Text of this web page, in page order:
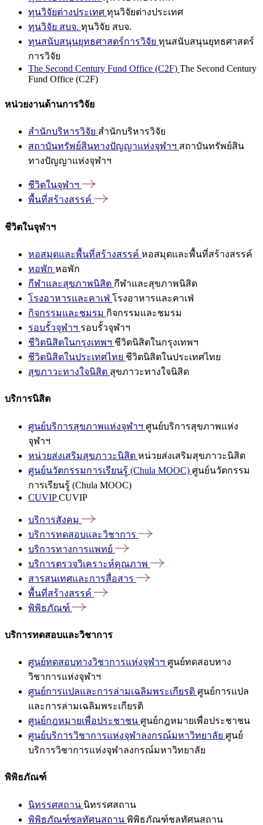
ทุนวิจัยต่างประเทศ ทุนวิจัยต่างประเทศ
ทุนวิจัย สบจ. ทุนวิจัย สบจ.
ทุนสนับสนุนยุทธศาสตร์การวิจัย ทุนสนับสนุนยุทธศาสตร์
การวิจัย
The Second Century Fund Office (C2F) The Second Century
Fund Office (C2F)
หน่วยงานด้านการวิจัย
สำนักบริหารวิจัย สำนักบริหารวิจัย
สถาบันทรัพย์สินทางปัญญาแห่งจุฬาฯ สถาบันทรัพย์สิน
ทางปัญญาแห่งจุฬาฯ
ชีวิตในจุฬาฯ
พื้นที่สร้างสรรค์
ชีวิตในจุฬาฯ
หอสมุดและพื้นที่สร้างสรรค์ หอสมุดและพื้นที่สร้างสรรค์
หอพัก หอพัก
กีฬาและสุขภาพนิสิต กีฬาและสุขภาพนิสิต
โรงอาหารและคาเฟ่ โรงอาหารและคาเฟ่
กิจกรรมและชมรม กิจกรรมและชมรม
รอบรั้วจุฬาฯ รอบรั้วจุฬาฯ
ชีวิตนิสิตในกรุงเทพฯ ชีวิตนิสิตในกรุงเทพฯ
ชีวิตนิสิตในประเทศไทย ชีวิตนิสิตในประเทศไทย
สุขภาวะทางใจนิสิต สุขภาวะทางใจนิสิต
บริการนิสิต
ศูนย์บริการสุขภาพแห่งจุฬาฯ ศูนย์บริการสุขภาพแห่ง
จุฬาฯ
หน่วยส่งเสริมสุขภาวะนิสิต หน่วยส่งเสริมสุขภาวะนิสิต
ศูนย์นวัตกรรมการเรียนรู้ (Chula MOOC) ศูนย์นวัตกรรม
การเรียนรู้ (Chula MOOC)
CUVIPCUVIP
บริการสังคม
บริการทดสอบและวิชาการ
บริการทางการแพทย์
บริการตรวจวิเคราะห์คุณภาพ
สารสนเทศและการสื่อสาร
พื้นที่สร้างสรรค์
พิพิธภัณฑ์
บริการทดสอบและวิชาการ
ศูนย์ทดสอบทางวิชาการแห่งจุฬาฯ ศูนย์ทดสอบทาง
วิชาการแห่งจุฬาฯ
ศูนย์การแปลและการล่ามเฉลิมพระเกียรติ ศูนย์การแปล
และการล่ามเฉลิมพระเกียรติ
ศูนย์กฎหมายเพื่อประชาชน ศูนย์กฎหมายเพื่อประชาชน
ศูนย์บริการวิชาการแห่งจุฬาลงกรณ์มหาวิทยาลัย ศูนย์
บริการวิชาการแห่งจุฬาลงกรณ์มหาวิทยาลัย
พิพิธภัณฑ์
นิทรรศสถาน นิทรรศสถาน
พิพิธภัณฑ์ชลทัศนสถาน พิพิธภัณฑ์ชลทัศนสถาน